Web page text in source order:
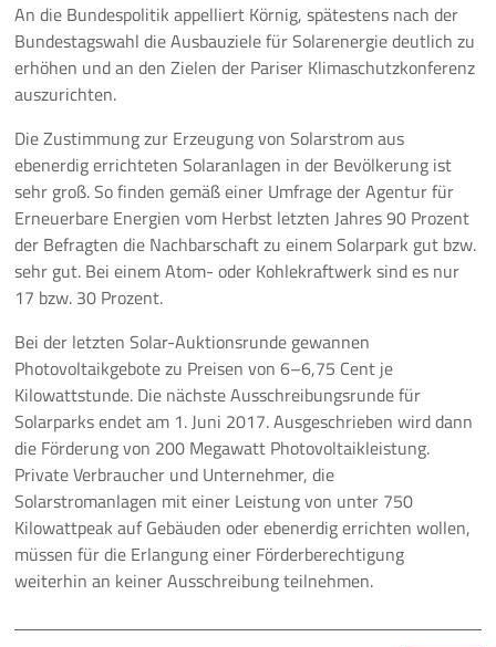
An die Bundespolitik appelliert Körnig, spätestens nach der
Bundestagswahl die Ausbauziele für Solarenergie deutlich zu
erhöhen und an den Zielen der Pariser Klimaschutzkonferenz
auszurichten.
Die Zustimmung zur Erzeugung von Solarstrom aus
ebenerdig errichteten Solaranlagen in der Bevölkerung ist
sehr groß. So finden gemäß einer Umfrage der Agentur für
Erneuerbare Energien vom Herbst letzten Jahres 90 Prozent
der Befragten die Nachbarschaft zu einem Solarpark gut bzw.
sehr gut. Bei einem Atom- oder Kohlekraftwerk sind es nur
17 bzw. 30 Prozent.
Bei der letzten Solar-Auktionsrunde gewannen
Photovoltaikgebote zu Preisen von 6–6,75 Cent je
Kilowattstunde. Die nächste Ausschreibungsrunde für
Solarparks endet am 1. Juni 2017. Ausgeschrieben wird dann
die Förderung von 200 Megawatt Photovoltaikleistung.
Private Verbraucher und Unternehmer, die
Solarstromanlagen mit einer Leistung von unter 750
Kilowattpeak auf Gebäuden oder ebenerdig errichten wollen,
müssen für die Erlangung einer Förderberechtigung
weiterhin an keiner Ausschreibung teilnehmen.